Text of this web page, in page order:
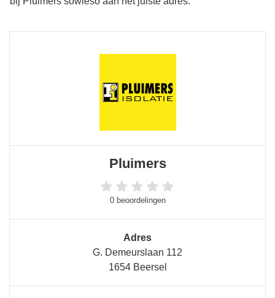
Pluimers
0 beoordelingen
Adres
G. Demeurslaan 112
1654 Beersel